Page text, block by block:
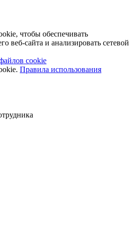
чтобы обеспечивать
веб-сайта и анализировать сетевой
cookie
Правила использования